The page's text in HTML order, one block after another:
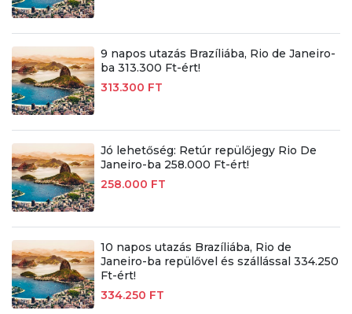
9 napos utazás Brazíliába, Rio de Janeiro-
ba 313.300 Ft-ért!
313.300 FT
Jó lehetőség: Retúr repülőjegy Rio De
Janeiro-ba 258.000 Ft-ért!
258.000 FT
10 napos utazás Brazíliába, Rio de
Janeiro-ba repülővel és szállással 334.250
Ft-ért!
334.250 FT